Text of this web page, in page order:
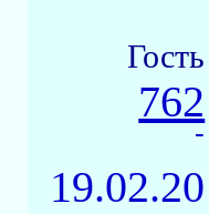
Гость
762
-
19.02.20